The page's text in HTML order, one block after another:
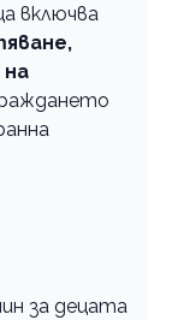
включва
за децата